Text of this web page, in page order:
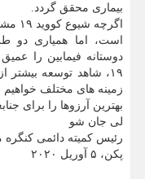
بیماری محقق گردد.
است، اما همیاری دو
دوستانه فیمابین را
۱۹، شاهد توسعه بیشتر
زمینه های مختلف خواهیم
بهترین آرزوها را برای
لی جان شو
رئیس كمیته دائمی
پكن، ۵ آوریل ۲۰۲۰